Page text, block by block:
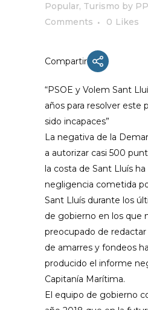
Popular, Turismo by
Comments
0 Likes
Compartir
“PSOE y Volem Sant
años para resolver este
sido incapaces”
La negativa de la
a autorizar casi 500
la costa de Sant Lluís
negligencia cometida
Sant Lluís durante los
de gobierno en los que
preocupado de
de amarres y fondeos
producido el informe
Capitanía Marítima.
El equipo de gobierno